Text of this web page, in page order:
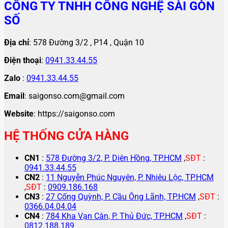
CÔNG TY TNHH CÔNG NGHỆ SÀI GÒN
SỐ
Địa chỉ: 578 Đường 3/2 , P14 , Quận 10
Điện thoại: 0941.33.44.55
Zalo : 0941.33.44.55
Email: saigonso.com@gmail.com
Website: https://saigonso.com
HỆ THỐNG CỬA HÀNG
CN1 : 578 Đường 3/2, P. Diên Hồng, TP.HCM ,SĐT :
0941.33.44.55
CN2 : 11 Nguyễn Phúc Nguyên, P. Nhiêu Lộc, TP.HCM
,SĐT : 0909.186.168
CN3 : 27 Cống Quỳnh, P. Cầu Ông Lãnh, TP.HCM ,SĐT :
0366.04.04.04
CN4 : 784 Kha Vạn Cân, P. Thủ Đức, TP.HCM ,SĐT :
0812.188.189